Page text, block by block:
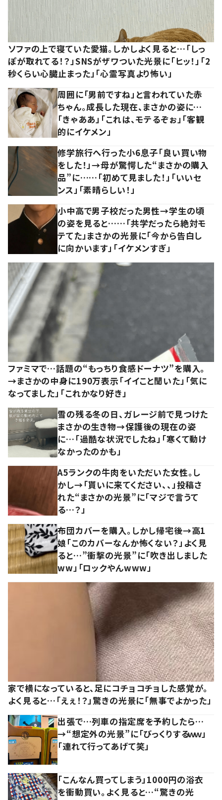
ソファの上で寝ていた愛猫。しかしよく見ると…「しっ
ぽが取れてる！？」SNSがザワついた光景に「ヒッ！」「2
秒くらい心臓止まった」「心霊写真より怖い」
周囲に「男前ですね」と言われていた赤
ちゃん。成長した現在、まさかの姿に…
「きゃああ」「これは、モテるぞぉ」「客観
的にイケメン」
修学旅行へ行った小6息子「良い買い物
をした！」→母が驚愕した“まさかの購入
品”に……「初めて見ました！」「いいセ
ンス」「素晴らしい！」
小中高で男子校だった男性→学生の頃
の姿を見ると……「共学だったら絶対モ
テてた」まさかの光景に「今から告白し
に向かいます」「イケメンすぎ」
ファミマで…話題の“もっちり食感ドーナツ”を購入。
→まさかの中身に190万表示「イイこと聞いた」「気に
なってました」「これかなり好き」
雪の残る冬の日、ガレージ前で見つけた
まさかの生き物→保護後の現在の姿
に…「過酷な状況でしたね」「寒くて動け
なかったのかも」
A5ランクの牛肉をいただいた女性。し
かし→「貰いに来てください、、」投稿さ
れた“まさかの光景”に「マジで言うて
る…？」
布団カバーを購入。しかし帰宅後→高1
娘「このカバーなんか怖くない？」よく見
ると…”衝撃の光景”に「吹き出しました
ww」「ロックやんwww」
家で横になっていると、足にコチョコチョした感覚が。
よく見ると…「えぇ！？」驚きの光景に「無事でよかった」
出張で…列車の指定席を予約したら…
→“想定外の光景”に「びっくりするｗｗ」
「連れて行ってあげて笑」
「こんなん買ってしまう」1000円の浴衣
を衝動買い。よく見ると…“驚きの光